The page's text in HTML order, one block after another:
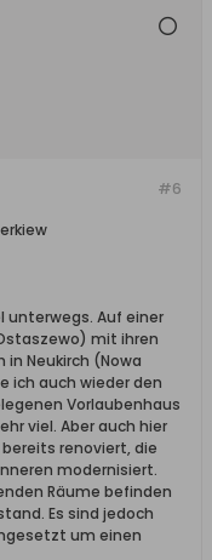
#6
unterwegs. Auf einer
mit ihren
Neukirch (Nowa
ich auch wieder den
Vorlaubenhaus
viel. Aber auch hier
renoviert, die
modernisiert.
Räume befinden
Es sind jedoch
um einen